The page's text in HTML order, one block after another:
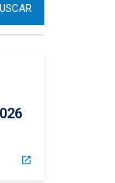
open_in_new